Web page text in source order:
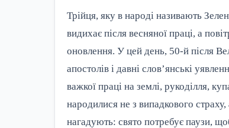
Трійця, яку в народі називають
видихає після весняної праці, а
оновлення. У цей день, 50-й після
апостолів і давні слов’янські
важкої праці на землі, рукоділля,
народилися не з випадкового
нагадують: свято потребує паузи,